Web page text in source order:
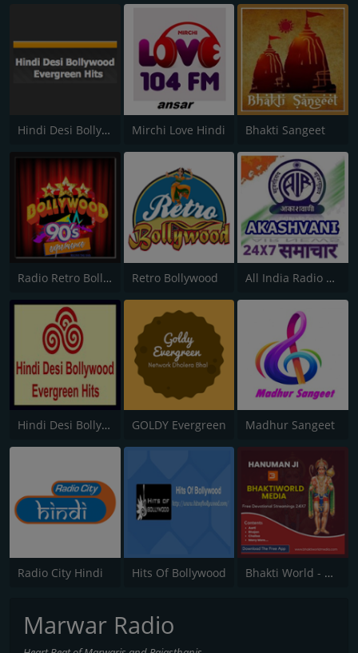
Hindi Desi Bollywood Evergreen Hits Mirchi Love Hindi Bhakti Sangeet
Radio Retro Bollywood 90s Retro Bollywood All India Radio News
Hindi Desi Bollywood Evergreen Hits - Channel 2 GOLDY Evergreen Madhur Sangeet
Radio City Hindi Hits Of Bollywood Bhakti World - Hanuman
Marwar Radio